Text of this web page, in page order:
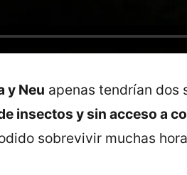
y Neu apenas tendrían dos
insectos y sin acceso a
sobrevivir muchas